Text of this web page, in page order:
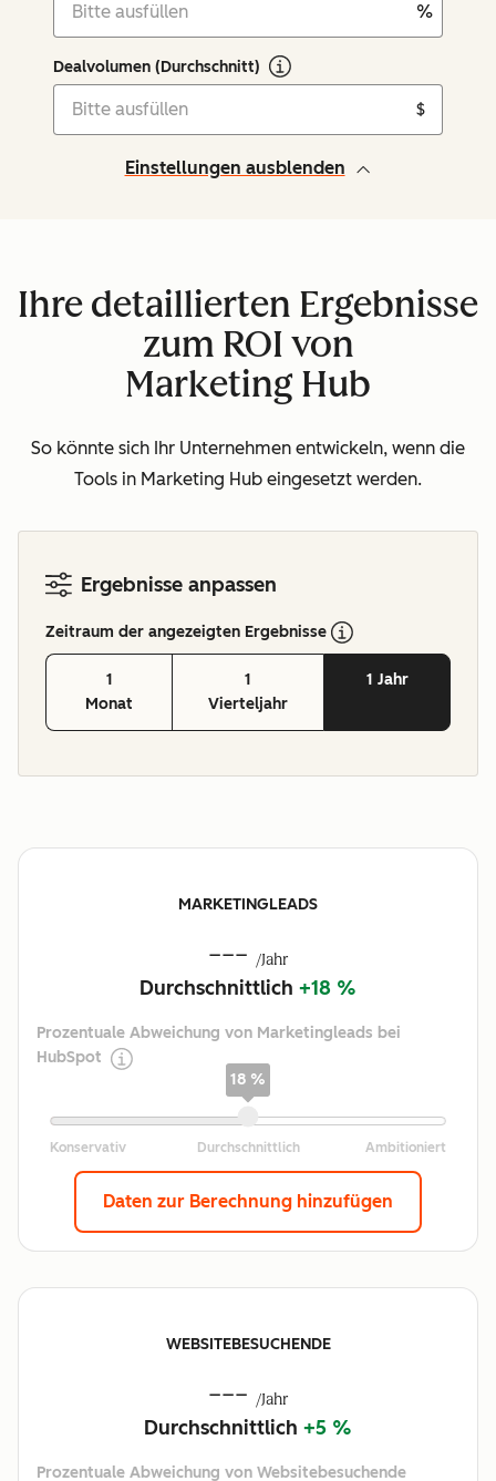
%
Dealvolumen (Durchschnitt)
$
Einstellungen ausblenden
Ihre detaillierten Ergebnisse
zum ROI von
Marketing Hub
So könnte sich Ihr Unternehmen entwickeln, wenn die
Tools in Marketing Hub eingesetzt werden.
Ergebnisse anpassen
Zeitraum der angezeigten Ergebnisse
1
Monat
1
Vierteljahr
1 Jahr
MARKETINGLEADS
--- /Jahr
Durchschnittlich +18 %
Prozentuale Abweichung von Marketingleads bei
HubSpot
18 %
Daten zur Berechnung hinzufügen
WEBSITEBESUCHENDE
--- /Jahr
Durchschnittlich +5 %
Prozentuale Abweichung von Websitebesuchende